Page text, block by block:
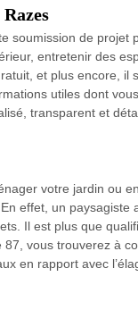
soumission de projet
entretenir des
et plus encore, il
utiles dont
transparent et
votre jardin ou
effet, un paysagiste
Il est plus que
vous trouverez à
en rapport avec